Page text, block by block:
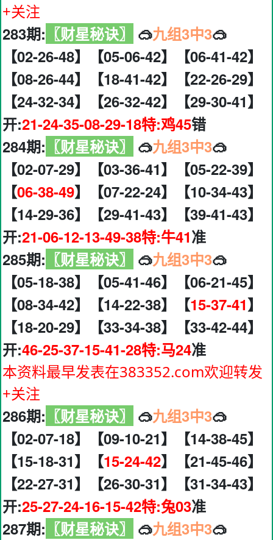
+关注
283期: 〖财星秘诀〗 🥽九组3中3🥽
【02-26-48】【05-06-42】【06-41-42】
【08-26-44】【18-41-42】【22-26-29】
【24-32-34】【26-32-42】【29-30-41】
开:21-24-35-08-29-18特:鸡45错
284期: 〖财星秘诀〗 🥽九组3中3🥽
【02-07-29】【03-36-41】【05-22-39】
【06-38-49】【07-22-24】【10-34-43】
【14-29-36】【29-41-43】【39-41-43】
开:21-06-12-13-49-38特:牛41准
285期: 〖财星秘诀〗 🥽九组3中3🥽
【05-18-38】【05-41-46】【06-21-45】
【08-34-42】【14-22-38】【15-37-41】
【18-20-29】【33-34-38】【33-42-44】
开:46-25-37-15-41-28特:马24准
本资料最早发表在383352.com欢迎转发
+关注
286期: 〖财星秘诀〗 🥽九组3中3🥽
【02-07-18】【09-10-21】【14-38-45】
【15-18-31】【15-24-42】【21-45-46】
【22-27-31】【26-30-31】【31-34-43】
开:25-27-24-16-15-42特:兔03准
287期: 〖财星秘诀〗 🥽九组3中3🥽